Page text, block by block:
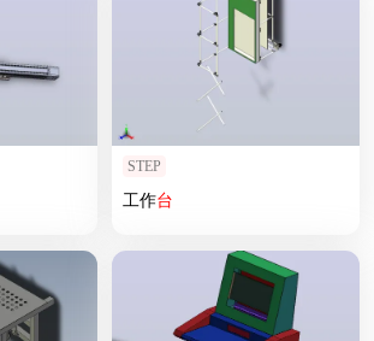
STEP
工作台